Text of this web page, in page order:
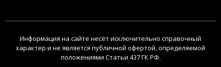
Информация на сайте несёт исключительно справочный
характер и не является публичной офертой, определяемой
положениями Статьи 437 ГК РФ.